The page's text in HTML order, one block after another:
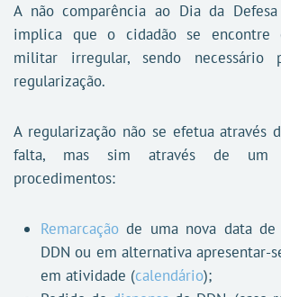
A não comparência ao Dia da Defesa
implica que o cidadão se encontre
militar irregular, sendo necessário
regularização.
A regularização não se efetua através
falta, mas sim através de um
procedimentos:
Remarcação de uma nova data de
DDN ou em alternativa apresentar-
em atividade (calendário);